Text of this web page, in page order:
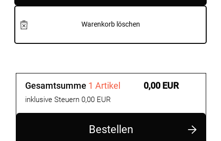
Warenkorb löschen
Gesamtsumme 1 Artikel
inklusive Steuern 0,00 EUR
0,00 EUR
Bestellen